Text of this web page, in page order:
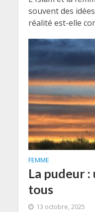
souvent des
réalité est-elle
FEMME
La pudeur
tous
13 octobre, 2025